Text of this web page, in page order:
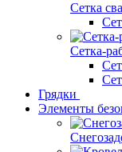
Сетка
Сетка-
Грядки
Элементы